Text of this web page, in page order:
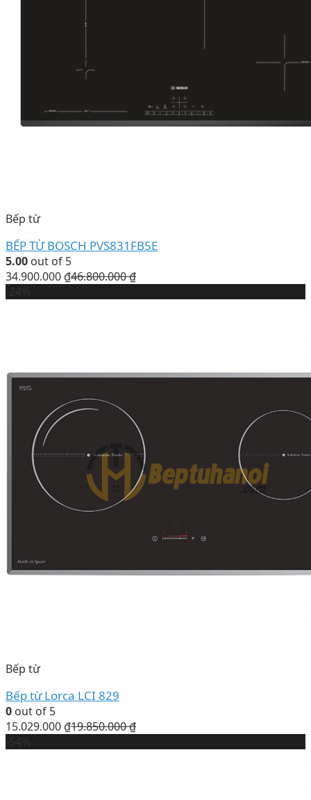
Bếp từ
BẾP TỪ BOSCH PVS831FB5E
5.00 out of 5
34.900.000 ₫46.800.000₫
Bếp từ
Bếp từ Lorca LCI 829
0 out of 5
15.029.000 ₫19.850.000₫